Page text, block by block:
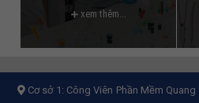
xem thêm...
Cơ sở 1: Công Viên Phần Mềm